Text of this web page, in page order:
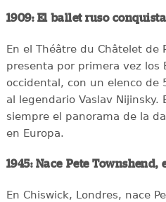
1909: El ballet ruso
En el Théâtre du Châtelet de
presenta por primera vez los
occidental, con un elenco de
al legendario Vaslav
siempre el panorama de la
en Europa.
1945: Nace Pete
En Chiswick, Londres, nace